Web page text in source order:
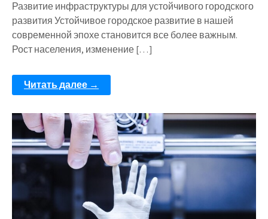
Развитие инфраструктуры для устойчивого городского
развития Устойчивое городское развитие в нашей
современной эпохе становится все более важным.
Рост населения, изменение […]
Читать далее →